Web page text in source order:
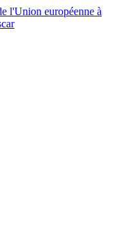
l'Union européenne à